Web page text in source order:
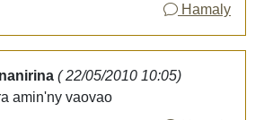
Hamaly
( 22/05/2010 10:05)
amin'ny vaovao